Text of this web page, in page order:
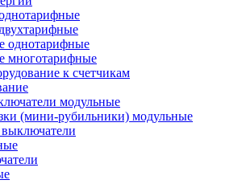
однотарифные
многотарифные
к счетчикам
модульные
(мини-рубильники) модульные